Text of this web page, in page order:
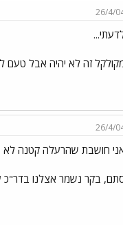
26/4/
זה לא יהיה אבל טעם
26/4/
חושבת שהרעלה קטנה לא
בקר נשמר אצלנו בדר"כ עד 6 חודשים נראה לי ששוה להבשיר ולראות איך הבשר נראה/